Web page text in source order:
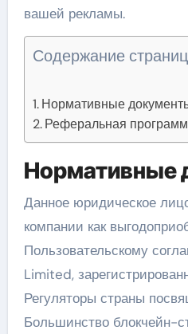
вашей рекламы.
Содержание
Нормативные
Реферальная
Нормативные
Данное юридическое
компании как
Пользовательскому
Limited,
Регуляторы страны
Большинство блокчейн-